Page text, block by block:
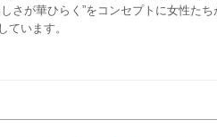
さが華ひらく”をコンセプトに女性た
ています。